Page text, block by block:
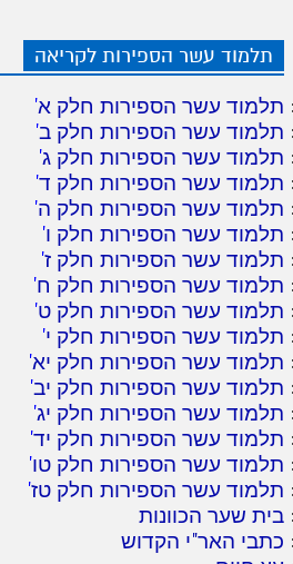
תלמוד עשר הספירות לקריאה
תלמוד עשר הספירות חלק א'
תלמוד עשר הספירות חלק ב'
תלמוד עשר הספירות חלק ג'
תלמוד עשר הספירות חלק ד'
תלמוד עשר הספירות חלק ה'
תלמוד עשר הספירות חלק ו'
תלמוד עשר הספירות חלק ז'
תלמוד עשר הספירות חלק ח'
תלמוד עשר הספירות חלק ט'
תלמוד עשר הספירות חלק י'
תלמוד עשר הספירות חלק יא'
תלמוד עשר הספירות חלק יב'
תלמוד עשר הספירות חלק יג'
תלמוד עשר הספירות חלק יד'
תלמוד עשר הספירות חלק טו'
תלמוד עשר הספירות חלק טז'
בית שער הכוונות
כתבי האר"י הקדוש